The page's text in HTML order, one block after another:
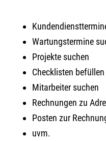
Wartungstermine
Projekte suchen
Checklisten befüllen
Mitarbeiter suchen
Rechnungen zu
Posten zur
uvm.